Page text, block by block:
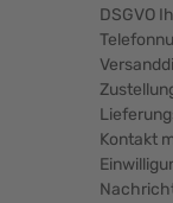
DSGVO
Kontakt